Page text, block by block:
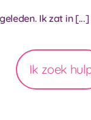
Ik zat in [...]
Ik zoek